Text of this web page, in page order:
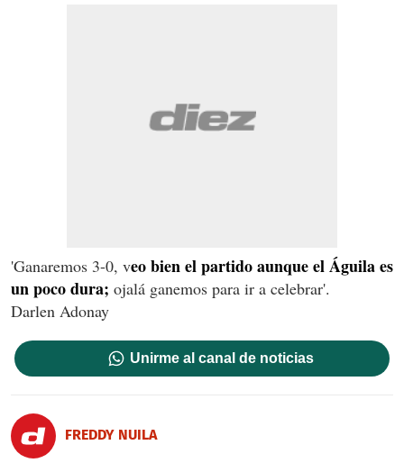
'Ganaremos 3-0, veo bien el partido aunque el Águila es
un poco dura; ojalá ganemos para ir a celebrar'.
Darlen Adonay
Unirme al canal de noticias
FREDDY NUILA